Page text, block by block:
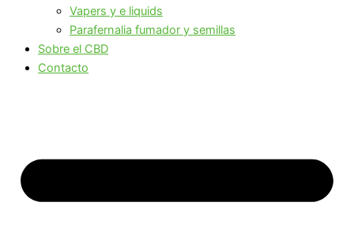
Vapers y e liquids
Parafernalia fumador y semillas
Sobre el CBD
Contacto